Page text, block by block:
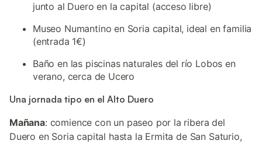
junto al Duero en la capital (acceso libre)
Museo Numantino en Soria capital, ideal en familia
(entrada 1€)
Baño en las piscinas naturales del río Lobos en
verano, cerca de Ucero
Una jornada tipo en el Alto Duero
Mañana: comience con un paseo por la ribera del
Duero en Soria capital hasta la Ermita de San Saturio,